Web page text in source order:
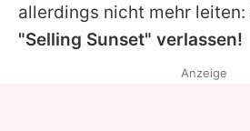
allerdings nicht mehr leiten:
"Selling Sunset" verlassen!
Anzeige